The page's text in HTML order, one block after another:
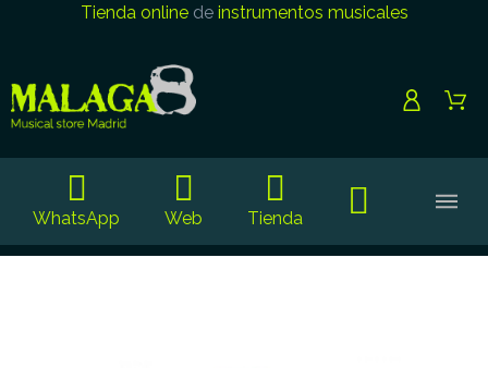
Tienda onlinede instrumentos musicales
WhatsApp Web Tienda